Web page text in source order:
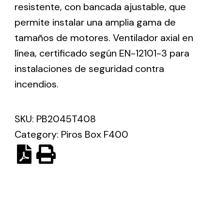
Iluminación Solar
Variedad de soluciones solares para todo tipo
de necesidades.
Solar lighting
Variety of solar solutions for all kinds of needs.
resistente, con bancada ajustable, que
permite instalar una amplia gama de
tamaños de motores. Ventilador axial en
línea, certificado según EN-12101-3 para
instalaciones de seguridad contra
incendios.
SKU: PB2045T408
Category: Piros Box F400